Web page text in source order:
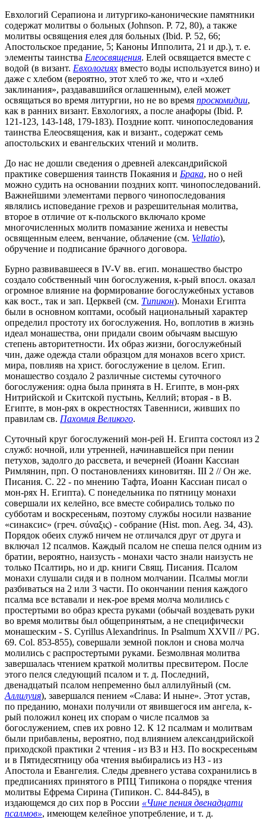
Евхологий Серапиона и литургико-канонические памятники
содержат молитвы о больных (Johnson. P. 72, 80), а также
молитвы освящения елея для больных (Ibid. P. 52, 66;
Апостольское предание, 5; Каноны Ипполита, 21 и др.), т. е.
элементы таинства Елеосвящения. Елей освящается вместе с
водой (в визант. Евхологиях вместо воды используется вино) и
даже с хлебом (вероятно, этот хлеб то же, что и «хлеб
заклинания», раздававшийся оглашенным), елей может
освящаться во время литургии, но не во время проскомидии,
как в ранних визант. Евхологиях, а после анафоры (Ibid. P.
121-123, 143-148, 179-183). Поздние копт. чинопоследования
таинства Елеосвящения, как и визант., содержат семь
апостольских и евангельских чтений и молитв.
До нас не дошли сведения о древней александрийской
практике совершения таинств Покаяния и Брака, но о ней
можно судить на основании поздних копт. чинопоследований.
Важнейшими элементами первого чинопоследования
являлись исповедание грехов и разрешительная молитва,
второе в отличие от к-польского включало кроме
многочисленных молитв помазание жениха и невесты
освященным елеем, венчание, облачение (см. Vellatio),
обручение и подписание брачного договора.
Бурно развивавшееся в IV-V вв. егип. монашество быстро
создало собственный чин богослужения, к-рый впосл. оказал
огромное влияние на формирование богослужебных уставов
как вост., так и зап. Церквей (см. Типикон). Монахи Египта
были в основном коптами, особый национальный характер
определил простоту их богослужения. Но, воплотив в жизнь
идеал монашества, они придали своим обычаям высшую
степень авторитетности. Их образ жизни, богослужебный
чин, даже одежда стали образцом для монахов всего христ.
мира, повлияв на христ. богослужение в целом. Егип.
монашество создало 2 различные системы суточного
богослужения: одна была принята в Н. Египте, в мон-рях
Нитрийской и Скитской пустынь, Келлий; вторая - в В.
Египте, в мон-рях в окрестностях Тавенниси, живших по
правилам св. Пахомия Великого.
Суточный круг богослужений мон-рей Н. Египта состоял из 2
служб: ночной, или утренней, начинавшейся при пении
петухов, задолго до рассвета, и вечерней (Иоанн Кассиан
Римлянин, прп. О постановлениях киновитян. III 2 // Он же.
Писания. С. 22 - по мнению Тафта, Иоанн Кассиан писал о
мон-рях Н. Египта). С понедельника по пятницу монахи
совершали их келейно, все вместе собирались только по
субботам и воскресеньям, поэтому службы носили название
«синаксис» (греч. σύναξις) - собрание (Hist. mon. Aeg. 34, 43).
Порядок обеих служб ничем не отличался друг от друга и
включал 12 псалмов. Каждый псалом не спеша пелся одним из
братии, вероятно, наизусть - монахи часто знали наизусть не
только Псалтирь, но и др. книги Свящ. Писания. Псалом
монахи слушали сидя и в полном молчании. Псалмы могли
разбиваться на 2 или 3 части. По окончании пения каждого
псалма все вставали и нек-рое время молча молились с
простертыми во образ креста руками (обычай воздевать руки
во время молитвы был общепринятым, а не специфически
монашеским - S. Cyrillus Alexandrinus. In Psalmum XXVII // PG.
69. Col. 853-855), совершали земной поклон и снова молча
молились с распростертыми руками. Безмолвная молитва
завершалась чтением краткой молитвы пресвитером. После
этого пелся следующий псалом и т. д. Последний,
двенадцатый псалом непременно был аллилуйный (см.
Аллилуия), завершался пением «Слава: И ныне». Этот устав,
по преданию, монахи получили от явившегося им ангела, к-
рый положил конец их спорам о числе псалмов за
богослужением, спев их ровно 12. К 12 псалмам и молитвам
были прибавлены, вероятно, под влиянием александрийской
приходской практики 2 чтения - из ВЗ и НЗ. По воскресеньям
и в Пятидесятницу оба чтения выбирались из НЗ - из
Апостола и Евангелия. Следы древнего устава сохранились в
предписаниях принятого в РПЦ Типикона о порядке чтения
молитвы Ефрема Сирина (Типикон. С. 844-845), в
издающемся до сих пор в России «Чине пения двенадцати
псалмов», имеющем келейное употребление, и т. д.